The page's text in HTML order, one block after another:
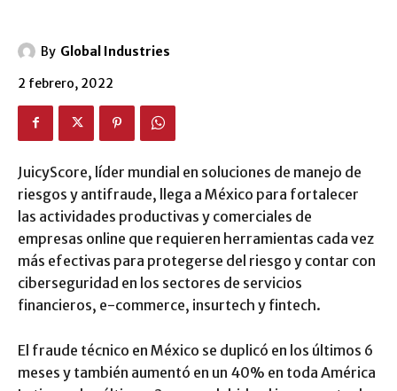
By Global Industries
2 febrero, 2022
JuicyScore, líder mundial en soluciones de manejo de
riesgos y antifraude, llega a México para fortalecer
las actividades productivas y comerciales de
empresas online que requieren herramientas cada vez
más efectivas para protegerse del riesgo y contar con
ciberseguridad en los sectores de servicios
financieros, e-commerce, insurtech y fintech.
El fraude técnico en México se duplicó en los últimos 6
meses y también aumentó en un 40% en toda América